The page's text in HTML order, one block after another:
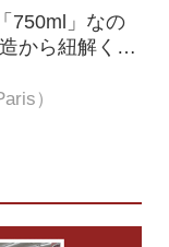
750ml」なの
から紐解く4
）